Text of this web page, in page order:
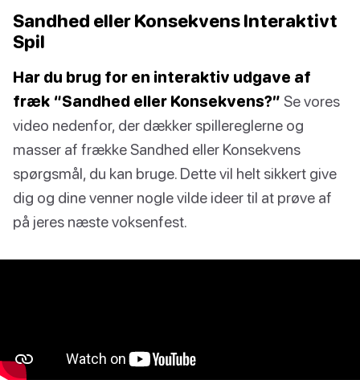
Sandhed eller Konsekvens Interaktivt
Spil
Har du brug for en interaktiv udgave af
fræk “Sandhed eller Konsekvens?” Se vores
video nedenfor, der dækker spillereglerne og
masser af frække Sandhed eller Konsekvens
spørgsmål, du kan bruge. Dette vil helt sikkert give
dig og dine venner nogle vilde ideer til at prøve af
på jeres næste voksenfest.